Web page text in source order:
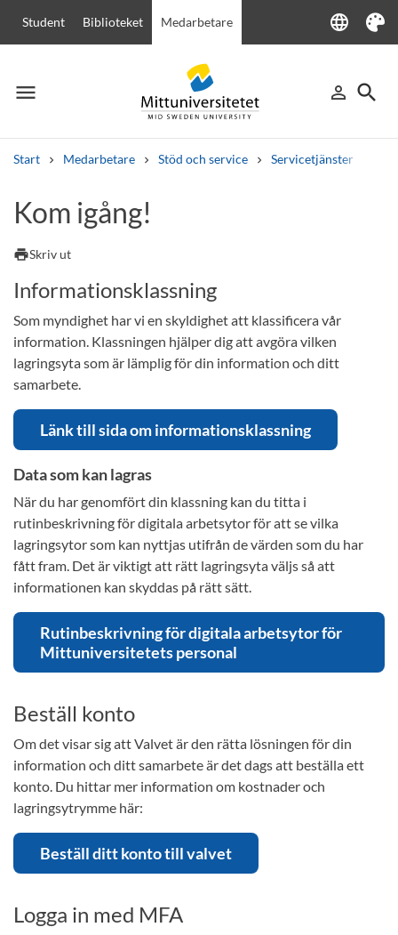
Student Biblioteket Medarbetare language
Language
Tema
menu
Meny person_outline
Logga in
search
Sök
Start Medarbetare Stöd och service Servicetjänster
Andra söktjänster
Kurser och program
Kom igång!
printSkriv ut
Informationsklassning
Som myndighet har vi en skyldighet att klassificera vår
information. Klassningen hjälper dig att avgöra vilken
lagringsyta som är lämplig för din information och ditt
samarbete.
Länk till sida om informationsklassning
Data som kan lagras
När du har genomfört din klassning kan du titta i
rutinbeskrivning för digitala arbetsytor för att se vilka
lagringsytor som kan nyttjas utifrån de värden som du har
fått fram. Det är viktigt att rätt lagringsyta väljs så att
informationen kan skyddas på rätt sätt.
Rutinbeskrivning för digitala arbetsytor för
Mittuniversitetets personal
Beställ konto
Om det visar sig att Valvet är den rätta lösningen för din
information och ditt samarbete är det dags att beställa ett
konto. Du hittar mer information om kostnader och
lagringsytrymme här:
Beställ ditt konto till valvet
Logga in med MFA